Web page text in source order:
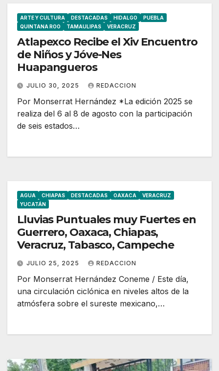
ARTE Y CULTURA DESTACADAS HIDALGO
PUEBLA
QUINTANA ROO
TAMAULIPAS VERACRUZ
Atlapexco Recibe el Xiv Encuentro
de Niños y Jóve-Nes
Huapangueros
JULIO 30, 2025 REDACCION
Por Monserrat Hernández *La edición 2025 se
realiza del 6 al 8 de agosto con la participación
de seis estados…
AGUA CHIAPAS DESTACADAS OAXACA
VERACRUZ
YUCATÁN
Lluvias Puntuales muy Fuertes en
Guerrero, Oaxaca, Chiapas,
Veracruz, Tabasco, Campeche
JULIO 25, 2025 REDACCION
Por Monserrat Hernández Coneme / Este día,
una circulación ciclónica en niveles altos de la
atmósfera sobre el sureste mexicano,…